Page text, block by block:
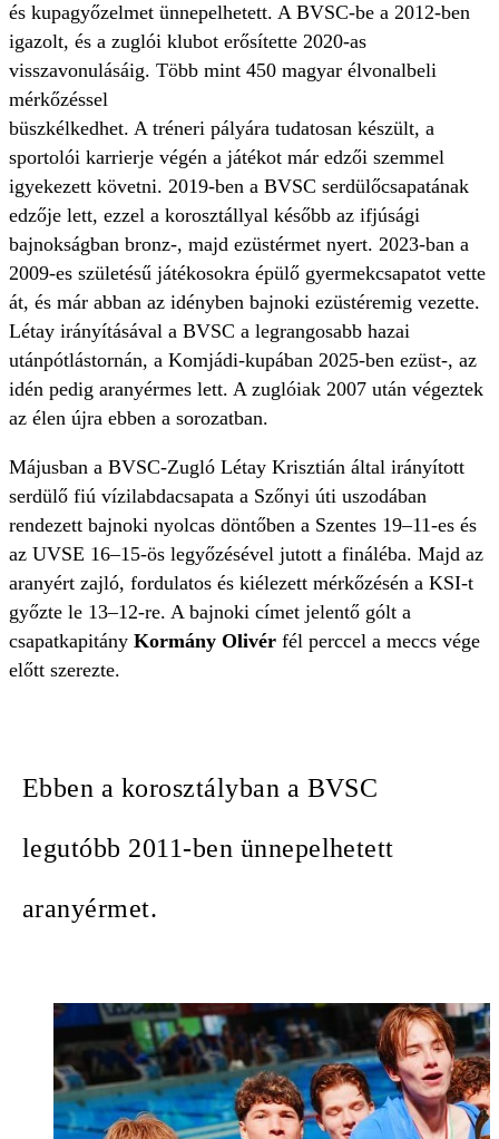
és kupagyőzelmet ünnepelhetett. A BVSC-be a 2012-ben
igazolt, és a zuglói klubot erősítette 2020-as
visszavonulásáig. Több mint 450 magyar élvonalbeli
mérkőzéssel
büszkélkedhet. A tréneri pályára tudatosan készült, a
sportolói karrierje végén a játékot már edzői szemmel
igyekezett követni. 2019-ben a BVSC serdülőcsapatának
edzője lett, ezzel a korosztállyal később az ifjúsági
bajnokságban bronz-, majd ezüstérmet nyert. 2023-ban a
2009-es születésű játékosokra épülő gyermekcsapatot vette
át, és már abban az idényben bajnoki ezüstéremig vezette.
Létay irányításával a BVSC a legrangosabb hazai
utánpótlástornán, a Komjádi-kupában 2025-ben ezüst-, az
idén pedig aranyérmes lett. A zuglóiak 2007 után végeztek
az élen újra ebben a sorozatban.
Májusban a BVSC-Zugló Létay Krisztián által irányított
serdülő fiú vízilabdacsapata a Szőnyi úti uszodában
rendezett bajnoki nyolcas döntőben a Szentes 19–11-es és
az UVSE 16–15-ös legyőzésével jutott a fináléba. Majd az
aranyért zajló, fordulatos és kiélezett mérkőzésén a KSI-t
győzte le 13–12-re. A bajnoki címet jelentő gólt a
csapatkapitány Kormány Olivér fél perccel a meccs vége
előtt szerezte.
Ebben a korosztályban a BVSC
legutóbb 2011-ben ünnepelhetett
aranyérmet.